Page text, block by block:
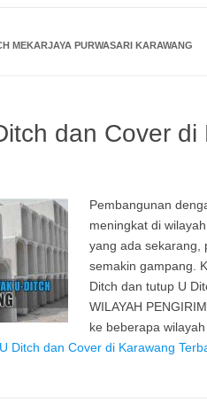
MEKARJAYA PURWASARI KARAWANG
dan Cover di
Pembangunan
meningkat di
yang ada sekarang,
semakin gampang.
Ditch dan tutup U
WILAYAH
ke beberapa
Ditch dan Cover di Karawang